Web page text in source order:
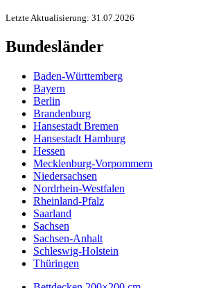
Letzte Aktualisierung: 31.07.2026
Bundesländer
Baden-Württemberg
Bayern
Berlin
Brandenburg
Hansestadt Bremen
Hansestadt Hamburg
Hessen
Mecklenburg-Vorpommern
Niedersachsen
Nordrhein-Westfalen
Rheinland-Pfalz
Saarland
Sachsen
Sachsen-Anhalt
Schleswig-Holstein
Thüringen